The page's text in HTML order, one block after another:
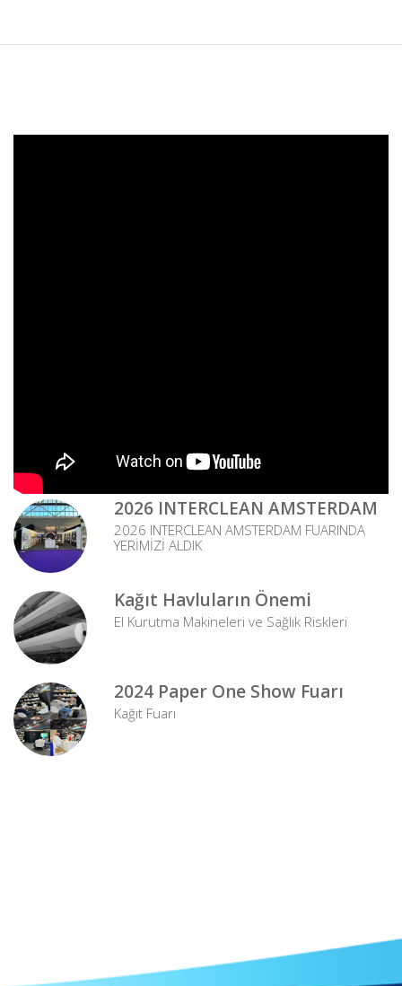
2026 INTERCLEAN AMSTERDAM
2026 INTERCLEAN AMSTERDAM FUARINDA
YERİMİZİ ALDIK
Kağıt Havluların Önemi
El Kurutma Makineleri ve Sağlık Riskleri
2024 Paper One Show Fuarı
Kağıt Fuarı